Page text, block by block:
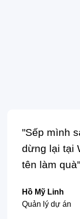
"Sếp mình
dừng lại tại
tên làm quà"
Hồ Mỹ Linh
Quản lý dự án